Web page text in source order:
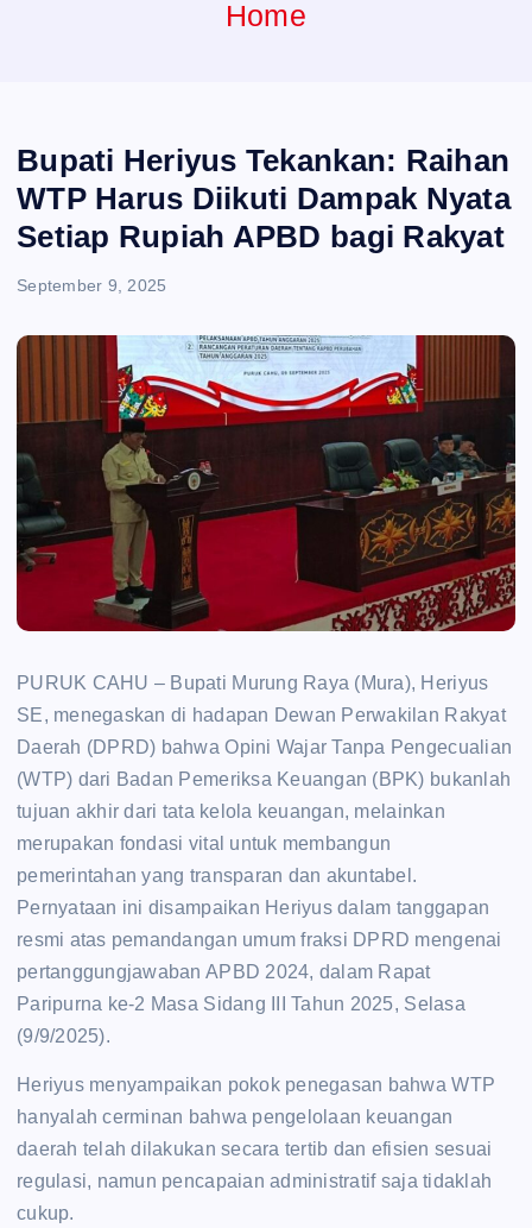
Home
Bupati Heriyus Tekankan: Raihan
WTP Harus Diikuti Dampak Nyata
Setiap Rupiah APBD bagi Rakyat
September 9, 2025
PURUK CAHU – Bupati Murung Raya (Mura), Heriyus
SE, menegaskan di hadapan Dewan Perwakilan Rakyat
Daerah (DPRD) bahwa Opini Wajar Tanpa Pengecualian
(WTP) dari Badan Pemeriksa Keuangan (BPK) bukanlah
tujuan akhir dari tata kelola keuangan, melainkan
merupakan fondasi vital untuk membangun
pemerintahan yang transparan dan akuntabel.
Pernyataan ini disampaikan Heriyus dalam tanggapan
resmi atas pemandangan umum fraksi DPRD mengenai
pertanggungjawaban APBD 2024, dalam Rapat
Paripurna ke-2 Masa Sidang III Tahun 2025, Selasa
(9/9/2025).
Heriyus menyampaikan pokok penegasan bahwa WTP
hanyalah cerminan bahwa pengelolaan keuangan
daerah telah dilakukan secara tertib dan efisien sesuai
regulasi, namun pencapaian administratif saja tidaklah
cukup.